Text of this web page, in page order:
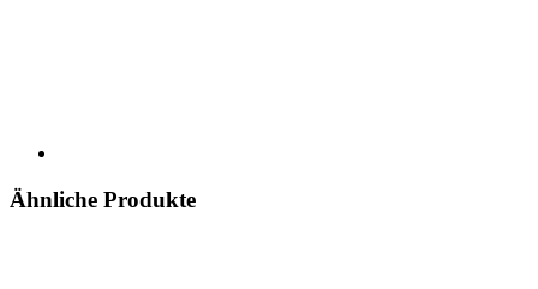
Ähnliche Produkte